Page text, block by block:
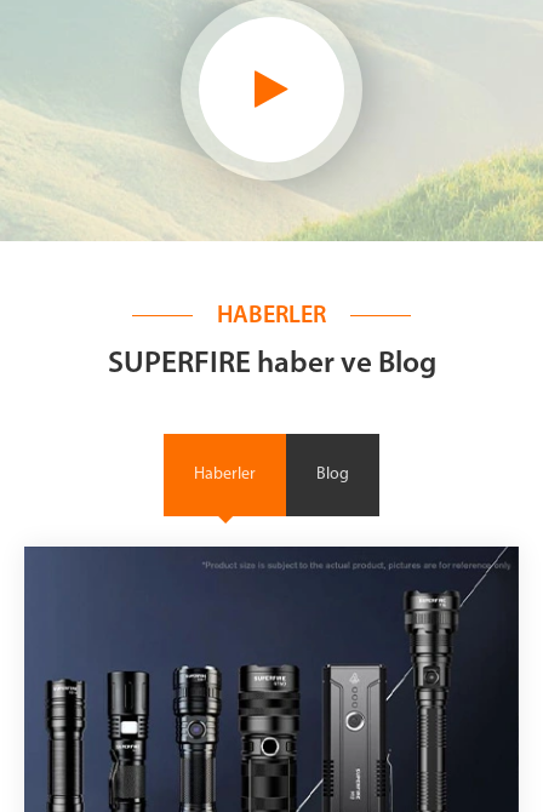
HABERLER
SUPERFIRE haber ve Blog
Haberler Blog